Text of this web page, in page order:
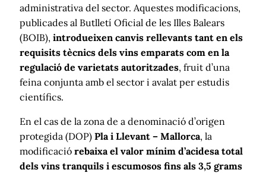
administrativa del sector. Aquestes modificacions,
publicades al Butlletí Oficial de les Illes Balears
(BOIB), introdueixen canvis rellevants tant en els
requisits tècnics dels vins emparats com en la
regulació de varietats autoritzades, fruit d’una
feina conjunta amb el sector i avalat per estudis
científics.
En el cas de la zona de a denominació d’origen
protegida (DOP) Pla i Llevant – Mallorca, la
modificació rebaixa el valor mínim d’acidesa total
dels vins tranquils i escumosos fins als 3,5 grams